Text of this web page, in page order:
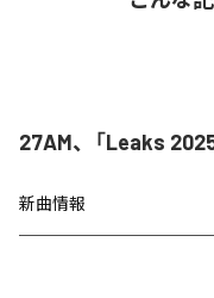
27AM、「Leaks
新曲情報